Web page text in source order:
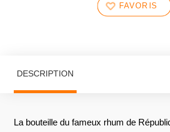
FAVORIS
DESCRIPTION
La bouteille du fameux rhum de